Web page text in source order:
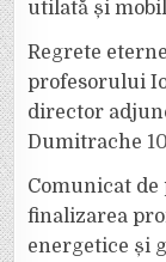
utilată și
Regrete
profesorului
director
Dumitrache
Comunicat
finalizarea
energetice și